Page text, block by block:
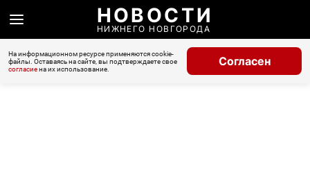
НОВОСТИ
НИЖНЕГО НОВГОРОДА
На информационном ресурсе применяются cookie-
файлы. Оставаясь на сайте, вы подтверждаете свое
согласиена их использование.
Согласен